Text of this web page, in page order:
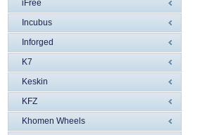
iFree
Incubus
Inforged
K7
Keskin
KFZ
Khomen Wheels